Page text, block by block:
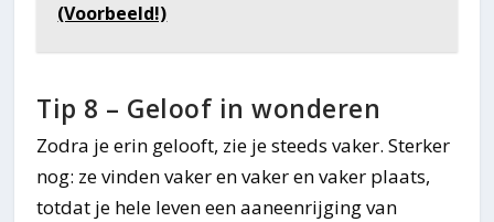
(Voorbeeld!)
Tip 8 – Geloof in wonderen
Zodra je erin gelooft, zie je steeds vaker. Sterker
nog: ze vinden vaker en vaker en vaker plaats,
totdat je hele leven een aaneenrijging van